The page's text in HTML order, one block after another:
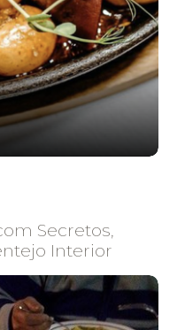
Secretos,
Interior